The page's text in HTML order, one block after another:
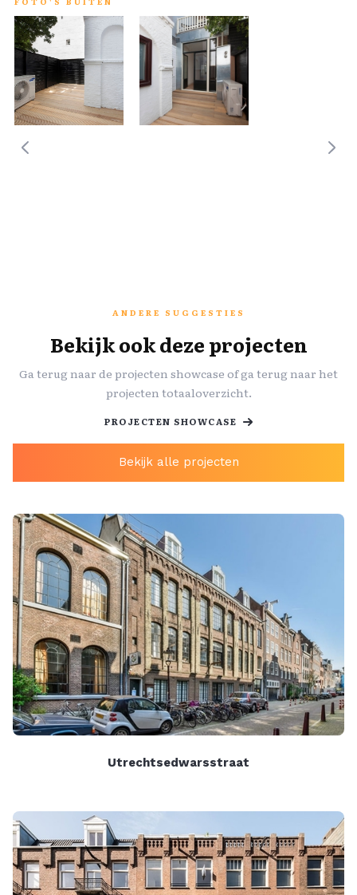
ANDERE SUGGESTIES
Bekijk ook deze projecten
Ga terug naar de projecten showcase of ga terug naar het
projecten totaaloverzicht.
PROJECTEN SHOWCASE
Bekijk alle projecten
Utrechtsedwarsstraat